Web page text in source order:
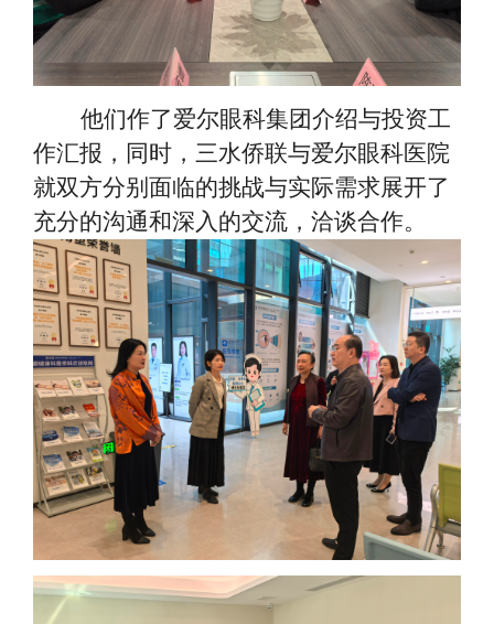
他们作了爱尔眼科集团介绍与投资工
作汇报，同时，三水侨联与爱尔眼科医院
就双方分别面临的挑战与实际需求展开了
充分的沟通和深入的交流，洽谈合作。